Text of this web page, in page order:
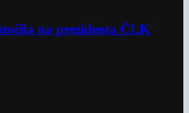
na prezidenta ČLK